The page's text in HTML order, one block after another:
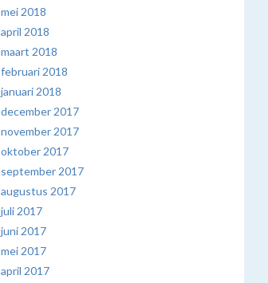
mei 2018
april 2018
maart 2018
februari 2018
januari 2018
december 2017
november 2017
oktober 2017
september 2017
augustus 2017
juli 2017
juni 2017
mei 2017
april 2017